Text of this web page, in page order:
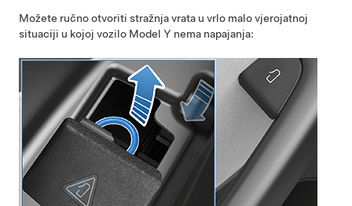
Možete ručno otvoriti stražnja vrata u vrlo malo vjerojatnoj
situaciji u kojoj vozilo Model Y nema napajanja: